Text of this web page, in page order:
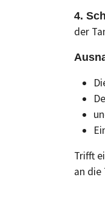
4.
der
Trifft
an die